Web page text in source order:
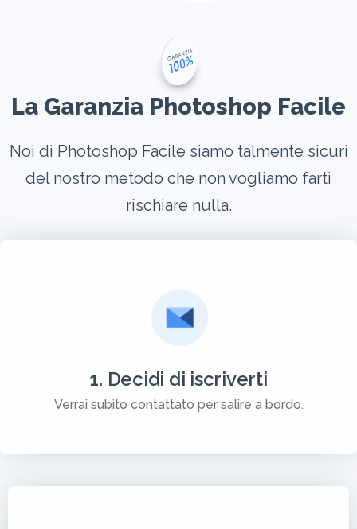
La Garanzia Photoshop Facile
Noi di Photoshop Facile siamo talmente sicuri
del nostro metodo che non vogliamo farti
rischiare nulla.
1. Decidi di iscriverti
Verrai subito contattato per salire a bordo.